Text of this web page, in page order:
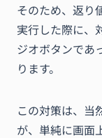
そのため、返り
実行した際に、
ジオボタンであ
ります。
この対策は、当
が、単純に画面